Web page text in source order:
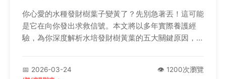
你心愛的水種發財樹葉子變黃了？先別急著丟！這可能
是它在向你發出求救信號。本文將以多年實際養護經
驗，為你深度解析水培發財樹黃葉的五大關鍵原因，從
📅 2026-03-24 👁️ 1200次瀏覽